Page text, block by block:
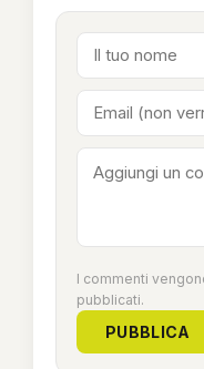
I commenti
pubblicati.
PUBBLICA